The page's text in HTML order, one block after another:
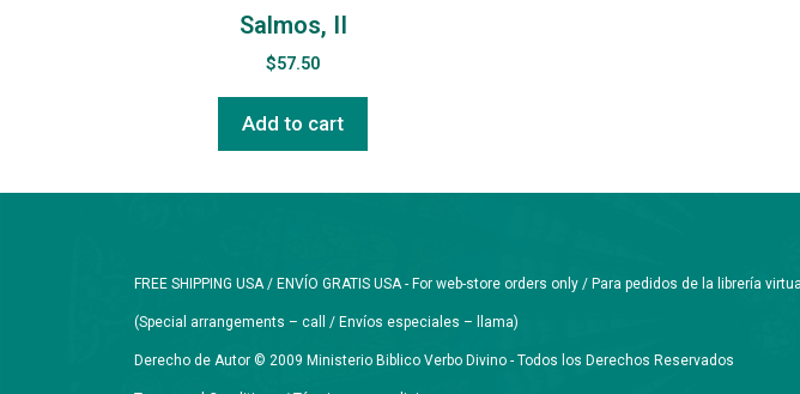
Salmos, II
$57.50
Add to cart
FREE SHIPPING USA / ENVÍO GRATIS USA - For web-store orders only / Para pedidos de la librería
(Special arrangements – call / Envíos especiales – llama)
Derecho de Autor © 2009 Ministerio Biblico Verbo Divino - Todos los Derechos Reservados